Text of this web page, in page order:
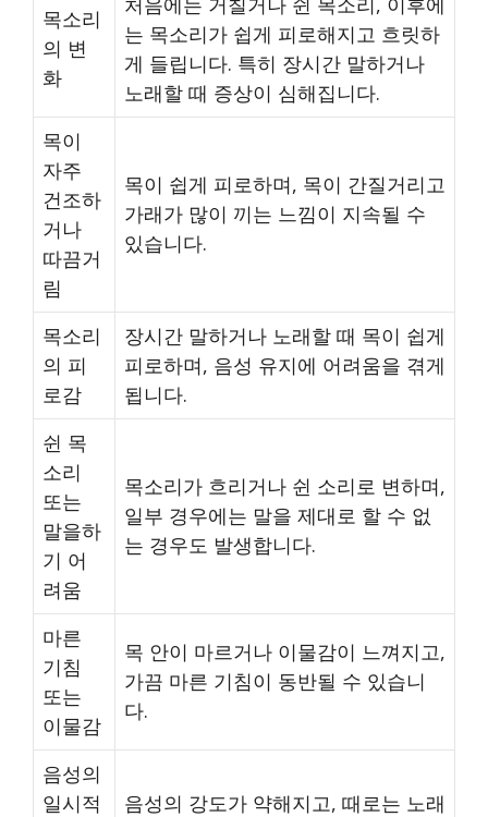
목소리
의 변
화
는 목소리가 쉽게 피로해지고 흐릿하
게 들립니다. 특히 장시간 말하거나
노래할 때 증상이 심해집니다.
목이
자주
건조하
거나
따끔거
림
목이 쉽게 피로하며, 목이 간질거리고
가래가 많이 끼는 느낌이 지속될 수
있습니다.
목소리
의 피
로감
장시간 말하거나 노래할 때 목이 쉽게
피로하며, 음성 유지에 어려움을 겪게
됩니다.
쉰 목
소리
또는
말을하
기 어
려움
목소리가 흐리거나 쉰 소리로 변하며,
일부 경우에는 말을 제대로 할 수 없
는 경우도 발생합니다.
마른
기침
또는
이물감
목 안이 마르거나 이물감이 느껴지고,
가끔 마른 기침이 동반될 수 있습니
다.
음성의
일시적
음성의 강도가 약해지고, 때로는 노래